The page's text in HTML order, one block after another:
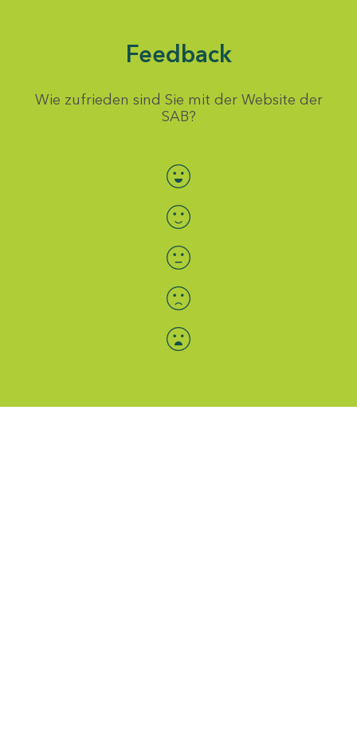
Feedback
Wie zufrieden sind Sie mit der Website der
SAB?
Bewertung auswählen